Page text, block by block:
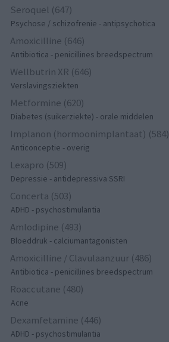
Seroquel (647)
Psychose / schizofrenie - antipsychotica
Amoxicilline (646)
Antibiotica - penicillines breedspectrum
Wellbutrin XR (646)
Verslavingsziekten
Metformine (620)
Diabetes (suikerziekte) - orale middelen
Implanon (hormoonimplantaat) (584)
Anticonceptie - overig
Lexapro (509)
Depressie - antidepressiva SSRI
Concerta (503)
ADHD - psychostimulantia
Amlodipine (493)
Bloeddruk - calciumantagonisten
Amoxicilline / Clavulaanzuur (486)
Antibiotica - penicillines breedspectrum
Roaccutane (480)
Acne
Dexamfetamine (446)
ADHD - psychostimulantia